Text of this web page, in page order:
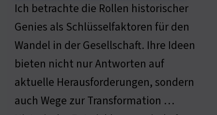
Ich betrachte die Rollen historischer
Genies als Schlüsselfaktoren für den
Wandel in der Gesellschaft. Ihre Ideen
bieten nicht nur Antworten auf
aktuelle Herausforderungen, sondern
auch Wege zur Transformation …